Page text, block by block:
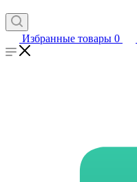
Избранные товары 0